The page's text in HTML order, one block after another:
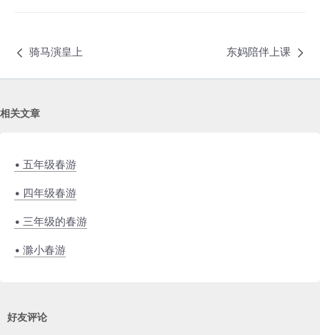
骑马演皇上 东妈陪伴上课
相关文章
• 五年级春游
• 四年级春游
• 三年级的春游
• 滁小春游
好友评论